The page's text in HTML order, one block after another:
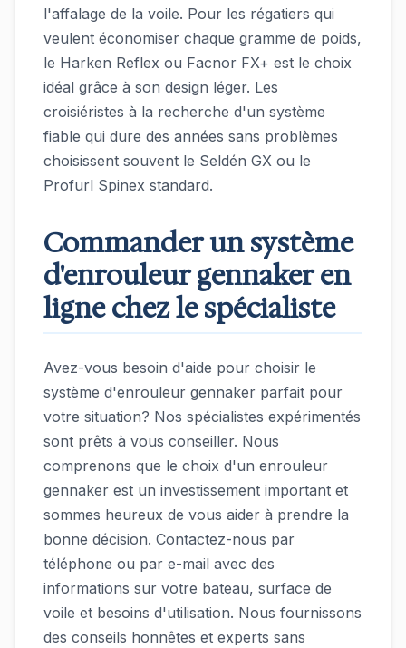
l'affalage de la voile. Pour les régatiers qui
veulent économiser chaque gramme de poids,
le Harken Reflex ou Facnor FX+ est le choix
idéal grâce à son design léger. Les
croisiéristes à la recherche d'un système
fiable qui dure des années sans problèmes
choisissent souvent le Seldén GX ou le
Profurl Spinex standard.
Commander un système
d'enrouleur gennaker en
ligne chez le spécialiste
Avez-vous besoin d'aide pour choisir le
système d'enrouleur gennaker parfait pour
votre situation? Nos spécialistes expérimentés
sont prêts à vous conseiller. Nous
comprenons que le choix d'un enrouleur
gennaker est un investissement important et
sommes heureux de vous aider à prendre la
bonne décision. Contactez-nous par
téléphone ou par e-mail avec des
informations sur votre bateau, surface de
voile et besoins d'utilisation. Nous fournissons
des conseils honnêtes et experts sans